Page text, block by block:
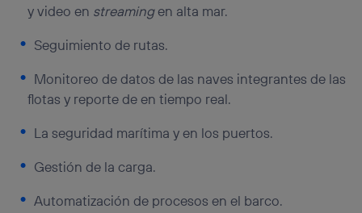
y video en streamingen alta mar.
Seguimiento de rutas.
Monitoreo de datos de las naves integrantes de las
flotas y reporte de en tiempo real.
La seguridad marítima y en los puertos.
Gestión de la carga.
Automatización de procesos en el barco.